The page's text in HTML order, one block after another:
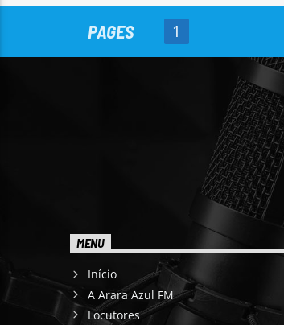
PAGES 1
MENU
Início
A Arara Azul FM
Locutores